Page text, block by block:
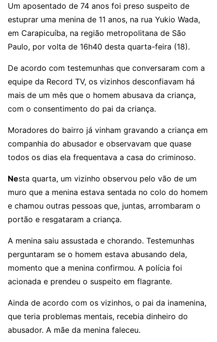
Um aposentado de 74 anos foi preso suspeito de
estuprar uma menina de 11 anos, na rua Yukio Wada,
em Carapicuíba, na região metropolitana de São
Paulo, por volta de 16h40 desta quarta-feira (18).
De acordo com testemunhas que conversaram com a
equipe da Record TV, os vizinhos desconfiavam há
mais de um mês que o homem abusava da criança,
com o consentimento do pai da criança.
Moradores do bairro já vinham gravando a criança em
companhia do abusador e observavam que quase
todos os dias ela frequentava a casa do criminoso.
Nesta quarta, um vizinho observou pelo vão de um
muro que a menina estava sentada no colo do homem
e chamou outras pessoas que, juntas, arrombaram o
portão e resgataram a criança.
A menina saiu assustada e chorando. Testemunhas
perguntaram se o homem estava abusando dela,
momento que a menina confirmou. A polícia foi
acionada e prendeu o suspeito em flagrante.
Ainda de acordo com os vizinhos, o pai da inamenina,
que teria problemas mentais, recebia dinheiro do
abusador. A mãe da menina faleceu.